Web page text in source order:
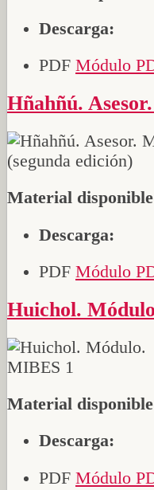
Descarga:
PDF Módulo
Hñahñú.
Material disponible
Descarga:
PDF Módulo
Huichol.
Material disponible
Descarga:
PDF Módulo